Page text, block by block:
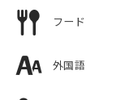
フード
外国語